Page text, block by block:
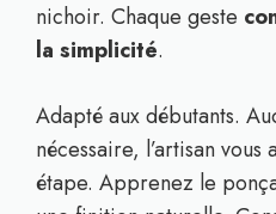
nichoir. Chaque geste
la simplicité.
Adapté aux débutants.
nécessaire, l’artisan
étape. Apprenez le